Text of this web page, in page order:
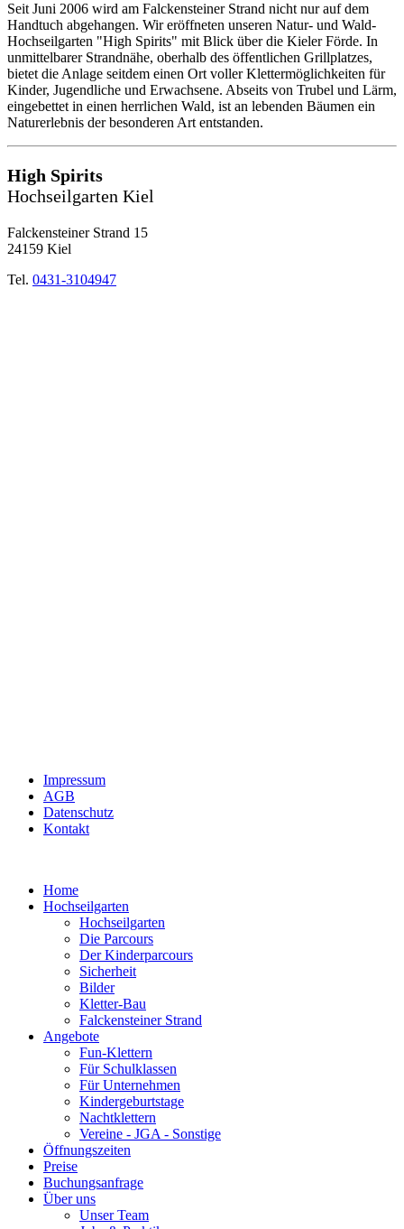
Seit Juni 2006 wird am Falckensteiner Strand nicht nur auf dem
Handtuch abgehangen. Wir eröffneten unseren Natur- und Wald-
Hochseilgarten "High Spirits" mit Blick über die Kieler Förde. In
unmittelbarer Strandnähe, oberhalb des öffentlichen Grillplatzes,
bietet die Anlage seitdem einen Ort voller Klettermöglichkeiten für
Kinder, Jugendliche und Erwachsene. Abseits von Trubel und Lärm,
eingebettet in einen herrlichen Wald, ist an lebenden Bäumen ein
Naturerlebnis der besonderen Art entstanden.
High Spirits
Hochseilgarten Kiel
Falckensteiner Strand 15
24159 Kiel
Tel. 0431-3104947
Impressum
AGB
Datenschutz
Kontakt
Home
Hochseilgarten
Hochseilgarten
Die Parcours
Der Kinderparcours
Sicherheit
Bilder
Kletter-Bau
Falckensteiner Strand
Angebote
Fun-Klettern
Für Schulklassen
Für Unternehmen
Kindergeburtstage
Nachtklettern
Vereine - JGA - Sonstige
Öffnungszeiten
Preise
Buchungsanfrage
Über uns
Unser Team